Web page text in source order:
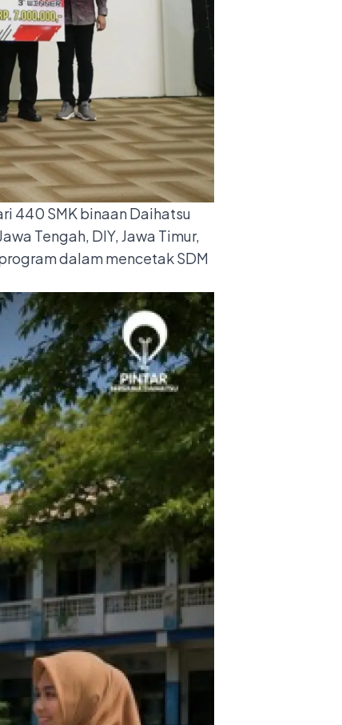
440 SMK binaan Daihatsu
Tengah, DIY, Jawa Timur,
dalam mencetak SDM